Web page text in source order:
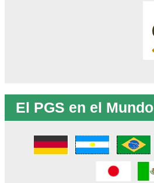
El PGS en el Mundo